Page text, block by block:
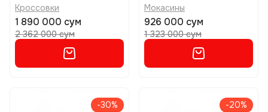
Кроссовки
1 890 000 сум
2 362 000 сум
Мокасины
926 000 сум
1 323 000 сум
-30% -20%